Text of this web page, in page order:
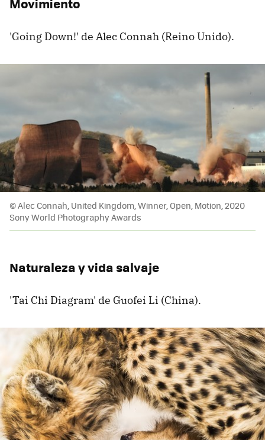
'Going Down!' de Alec Connah (Reino Unido).
© Alec Connah, United Kingdom, Winner, Open, Motion, 2020
Sony World Photography Awards
Naturaleza y vida salvaje
'Tai Chi Diagram' de Guofei Li (China).